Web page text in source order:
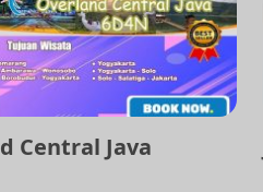
Central Java